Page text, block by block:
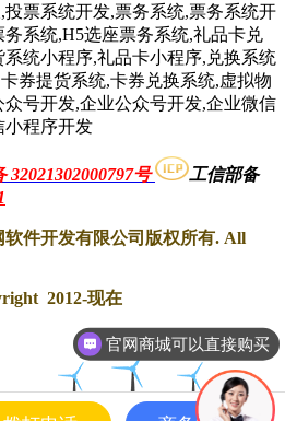
票系统开发,票务系统,票务系统开
系统,H5选座票务系统,礼品卡兑
统小程序,礼品卡小程序,兑换系统
券提货系统,卡券兑换系统,虚拟物
号开发,企业公众号开发,企业微信
小程序开发
32021302000797号
工信部备
发有限公司版权所有. All
现在
官网商城可以直接购买